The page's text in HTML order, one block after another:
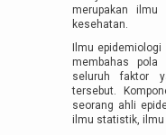
merupakan
kesehatan.
Ilmu
membahas
seluruh faktor
tersebut.
seorang ahli
ilmu statistik, ilmu